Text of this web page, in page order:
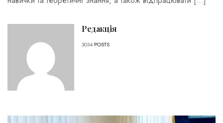
Редакція
3034 POSTS